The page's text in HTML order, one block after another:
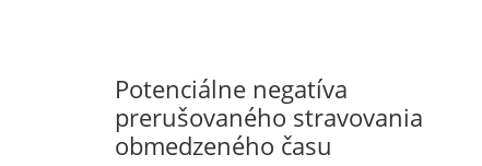
Potenciálne negatíva
prerušovaného stravovania
obmedzeného času